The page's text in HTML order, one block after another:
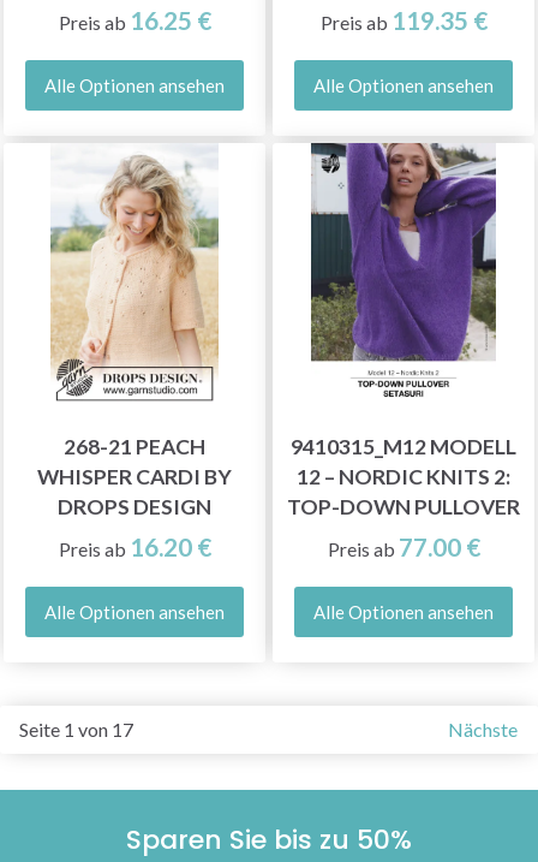
Preis ab 16.25 €
Alle Optionen ansehen
Preis ab 119.35 €
Alle Optionen ansehen
268-21 PEACH
WHISPER CARDI BY
DROPS DESIGN
Preis ab 16.20 €
Alle Optionen ansehen
9410315_M12 MODELL
12 – NORDIC KNITS 2:
TOP-DOWN PULLOVER
Preis ab 77.00 €
Alle Optionen ansehen
Seite 1 von 17 Nächste
Sparen Sie bis zu 50%